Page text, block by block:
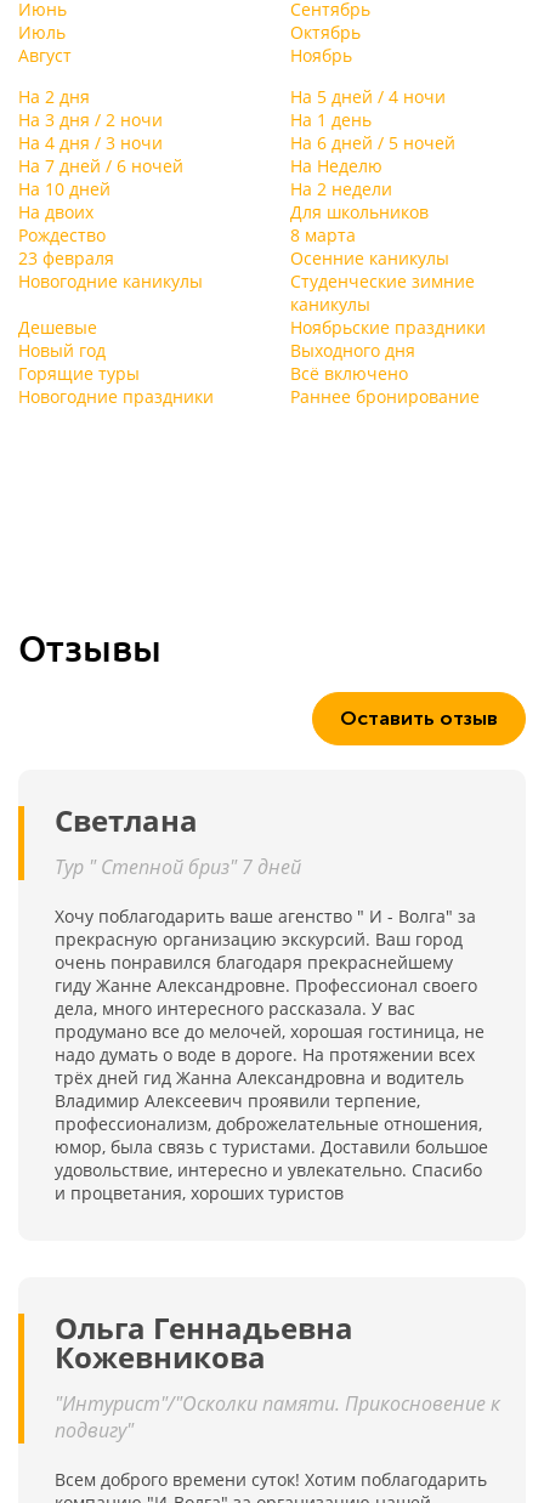
Июнь
Июль
Август
Сентябрь
Октябрь
Ноябрь
На 2 дня
На 5 дней / 4 ночи
На 3 дня / 2 ночи
На 1 день
На 4 дня / 3 ночи
На 6 дней / 5 ночей
На 7 дней / 6 ночей
На Неделю
На 10 дней
На 2 недели
На двоих
Для школьников
Рождество
8 марта
23 февраля
Осенние каникулы
Новогодние каникулы
Студенческие зимние
каникулы
Дешевые
Ноябрьские праздники
Новый год
Выходного дня
Горящие туры
Всё включено
Новогодние праздники
Раннее бронирование
Отзывы
Оставить отзыв
Светлана
Тур " Степной бриз" 7 дней
Хочу поблагодарить ваше агенство " И - Волга" за
прекрасную организацию экскурсий. Ваш город
очень понравился благодаря прекраснейшему
гиду Жанне Александровне. Профессионал своего
дела, много интересного рассказала. У вас
продумано все до мелочей, хорошая гостиница, не
надо думать о воде в дороге. На протяжении всех
трёх дней гид Жанна Александровна и водитель
Владимир Алексеевич проявили терпение,
профессионализм, доброжелательные отношения,
юмор, была связь с туристами. Доставили большое
удовольствие, интересно и увлекательно. Спасибо
и процветания, хороших туристов
Ольга Геннадьевна
Кожевникова
"Интурист"/"Осколки памяти. Прикосновение к
подвигу"
Всем доброго времени суток! Хотим поблагодарить